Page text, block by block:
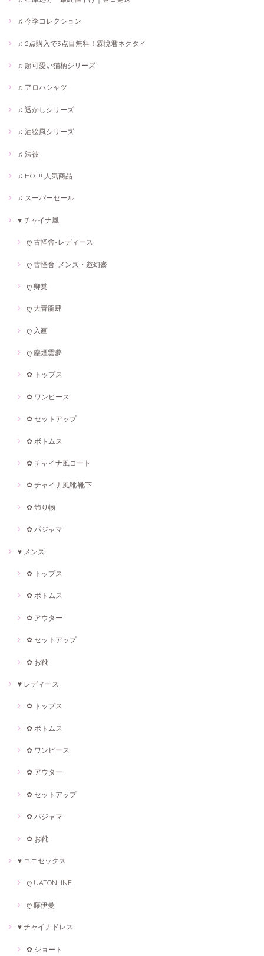
♫ 今季コレクション
♫ 2点購入で3点目無料！霖悅君ネクタイ
♫ 超可愛い猫柄シリーズ
♫ アロハシャツ
♫ 透かしシリーズ
♫ 油絵風シリーズ
♫ 法被
♫ HOT!! 人気商品
♫ スーパーセール
♥ チャイナ風
ღ 古怪舍-レディース
ღ 古怪舍-メンズ・遊幻齋
ღ 卿棠
ღ 大青龍肆
ღ 入画
ღ 塵煙雲夢
✿ トップス
✿ ワンピース
✿ セットアップ
✿ ボトムス
✿ チャイナ風コート
✿ チャイナ風靴·靴下
✿ 飾り物
✿ パジャマ
♥ メンズ
✿ トップス
✿ ボトムス
✿ アウター
✿ セットアップ
✿ お靴
♥ レディース
✿ トップス
✿ ボトムス
✿ ワンピース
✿ アウター
✿ セットアップ
✿ パジャマ
✿ お靴
♥ ユニセックス
ღ UATONLINE
ღ 藤伊曼
♥ チャイナドレス
✿ ショート